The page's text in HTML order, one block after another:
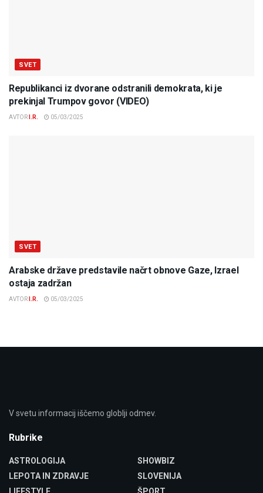
SVET
Republikanci iz dvorane odstranili demokrata, ki je
prekinjal Trumpov govor (VIDEO)
AVTOR I.R. 05/03/2025
SVET
Arabske države predstavile načrt obnove Gaze, Izrael
ostaja zadržan
AVTOR I.R. 05/03/2025
V svetu informacij iščemo globlji odmev.
Rubrike
ASTROLOGIJA
LEPOTA IN ZDRAVJE
SHOWBIZ
SLOVENIJA